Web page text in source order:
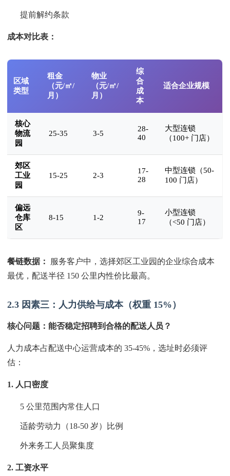
提前解约条款
成本对比表：
区域
类型
租金
（元/㎡/
月）
物业
（元/㎡/
月）
综
合
成
本
适合企业规模
核心
物流
园
25-35 3-5
28-
40
大型连锁
（100+ 门店）
郊区
工业
园
15-25 2-3
17-
28
中型连锁（50-
100 门店）
偏远
仓库
区
8-15 1-2
9-
17
小型连锁
（<50 门店）
餐链数据：
服务客户中，选择郊区工业园的企业综合成本
最优，配送半径 150 公里内性价比最高。
2.3 因素三：人力供给与成本（权重 15%）
核心问题：能否稳定招聘到合格的配送人员？
人力成本占配送中心运营成本的 35-45%，选址时必须评
估：
1. 人口密度
5 公里范围内常住人口
适龄劳动力（18-50 岁）比例
外来务工人员聚集度
2. 工资水平